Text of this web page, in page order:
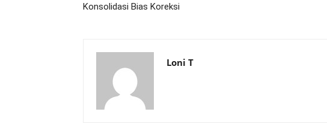
Konsolidasi Bias Koreksi
Loni T